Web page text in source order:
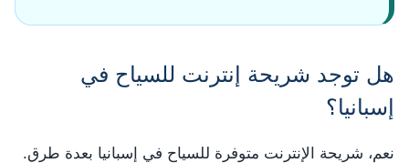
هل توجد شريحة إنترنت للسياح في
إسبانيا؟
نعم، شريحة الإنترنت متوفرة للسياح في إسبانيا بعدة طرق.